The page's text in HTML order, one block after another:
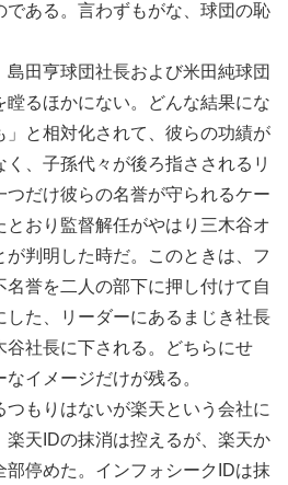
である。言わずもがな、球団の恥
田亨球団社長および米田純球団
るほかにない。どんな結果にな
」と相対化されて、彼らの功績が
、子孫代々が後ろ指さされるリ
つだけ彼らの名誉が守られるケー
とおり監督解任がやはり三木谷オ
判明した時だ。このときは、フ
名誉を二人の部下に押し付けて自
した、リーダーにあるまじき社長
谷社長に下される。どちらにせ
イメージだけが残る。
もりはないが楽天という会社に
楽天IDの抹消は控えるが、楽天か
部停めた。インフォシークIDは抹